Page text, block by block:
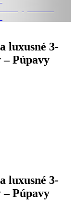
luxusné 3-
Púpavy
luxusné 3-
Púpavy